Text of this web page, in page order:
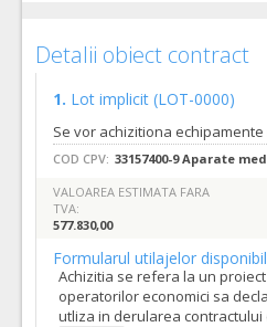
Detalii obiect contract
1. Lot implicit (LOT-0000)
COD CPV: 33157400-9 Aparate
VALOAREA ESTIMATA FARA
TVA:
577.830,00
Formularul utilajelor
Achizitia se refera la un
operatorilor economici sa
utliza in derularea contractului